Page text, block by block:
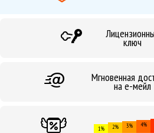
ключ
Мгновенная
на е-мейл
1% 2% 3% 4%